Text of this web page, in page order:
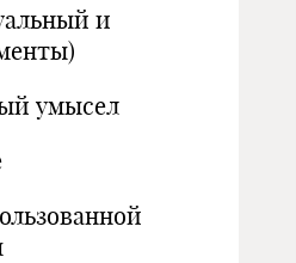
и
умысел